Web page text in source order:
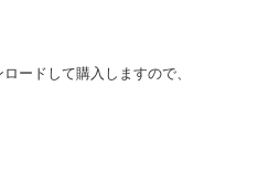
ードして購入しますので、